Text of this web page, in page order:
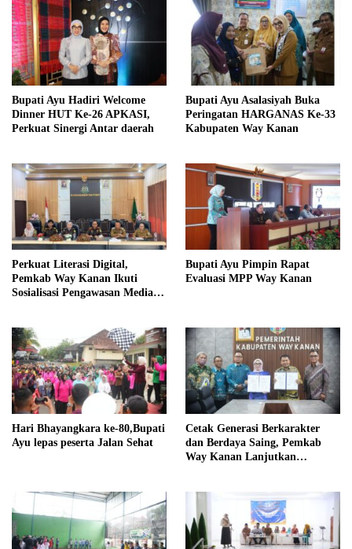
Bupati Ayu Hadiri Welcome
Dinner HUT Ke-26 APKASI,
Perkuat Sinergi Antar daerah
Bupati Ayu Asalasiyah Buka
Peringatan HARGANAS Ke-33
Kabupaten Way Kanan
Perkuat Literasi Digital,
Pemkab Way Kanan Ikuti
Sosialisasi Pengawasan Media
Bupati Ayu Pimpin Rapat
Evaluasi MPP Way Kanan
Hari Bhayangkara ke-80,Bupati
Ayu lepas peserta Jalan Sehat
Cetak Generasi Berkarakter
dan Berdaya Saing, Pemkab
Way Kanan Lanjutkan